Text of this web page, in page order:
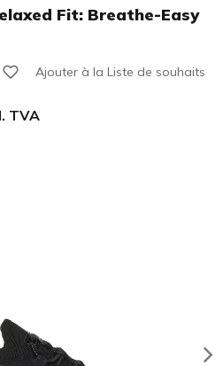
Fit: Breathe-Easy
Ajouter à la Liste de souhaits
TVA